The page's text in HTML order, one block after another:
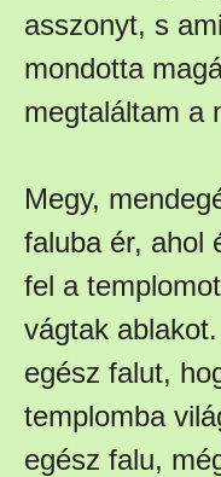
asszonyt, s
mondotta
megtaláltam a
Megy,
faluba ér, ahol
fel a
vágtak
egész falut,
templomba
egész falu,